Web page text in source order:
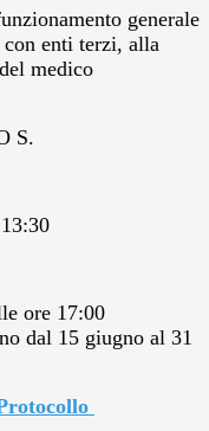
generale
enti terzi, alla
medico
S.
ore 17:00
dal 15 giugno al 31